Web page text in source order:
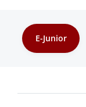
E-Junior